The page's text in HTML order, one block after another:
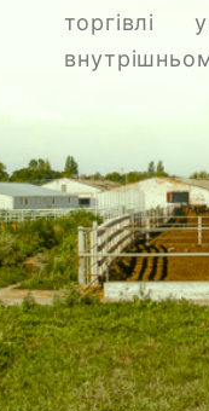
торгівлі